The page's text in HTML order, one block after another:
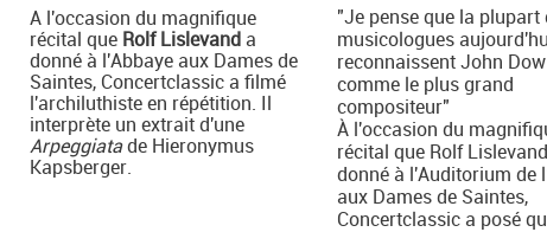
A l'occasion du magnifique
récital que Rolf Lislevanda
donné à l'Abbaye aux Dames de
Saintes, Concertclassic a filmé
l'archiluthiste en répétition. Il
interprète un extrait d'une
Arpeggiatade Hieronymus
Kapsberger.
"Je pense que la plupart
musicologues
reconnaissent John
comme le plus grand
compositeur"
À l'occasion du
récital que Rolf
donné à l'Auditorium de
aux Dames de Saintes,
Concertclassic a posé